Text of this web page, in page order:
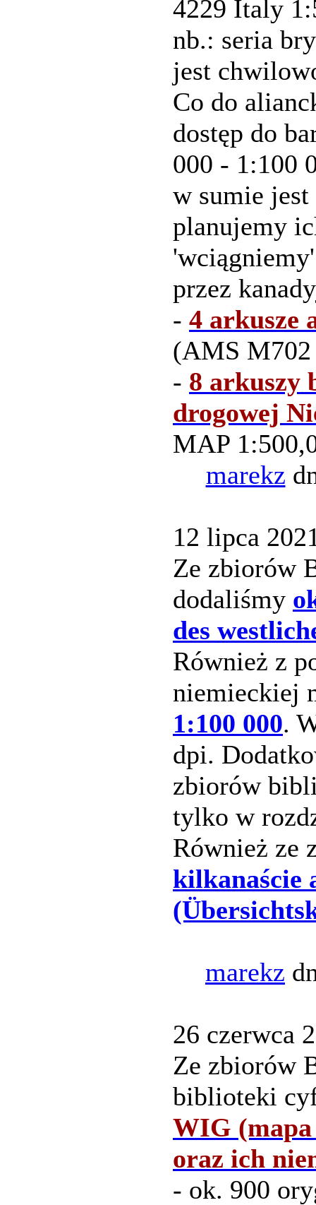
4229 Italy
nb.: seria
jest
Co do
dostęp do
000 - 1:100
w sumie
planujemy
przez
- 4 arkusze
(AMS M702
- 8 arkuszy
drogowej
MAP
marekz
12 lipca
Ze zbiorów
dodaliśmy
des
Również z
niemieckiej
1:100 000.
dpi.
zbiorów
tylko w
Również ze
kilkanaście
marekz
26 czerwca
Ze zbiorów
biblioteki
WIG (mapa
oraz ich
- ok. 900